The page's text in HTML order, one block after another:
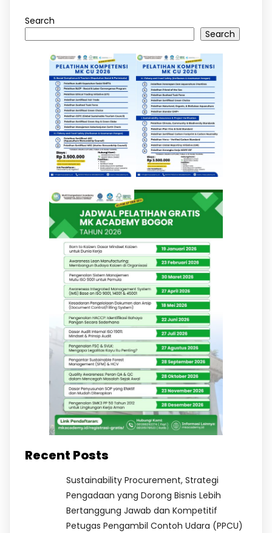
Search
Search
Recent Posts
Sustainability Procurement, Strategi
Pengadaan yang Dorong Bisnis Lebih
Bertanggung Jawab dan Kompetitif
Petugas Pengambil Contoh Udara (PPCU)